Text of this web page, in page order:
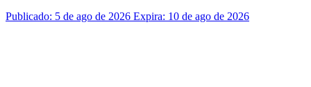
Publicado: 5 de ago de 2026 Expira: 10 de ago de 2026